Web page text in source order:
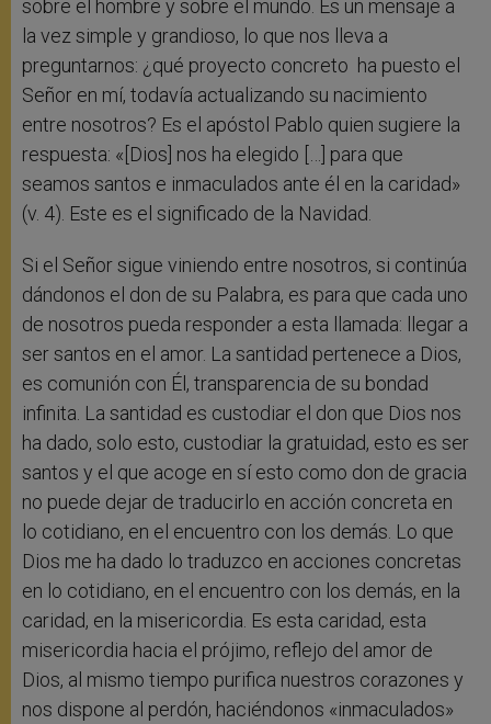
sobre el hombre y sobre el mundo. Es un mensaje a
la vez simple y grandioso, lo que nos lleva a
preguntarnos: ¿qué proyecto concreto ha puesto el
Señor en mí, todavía actualizando su nacimiento
entre nosotros? Es el apóstol Pablo quien sugiere la
respuesta: «[Dios] nos ha elegido […] para que
seamos santos e inmaculados ante él en la caridad»
(v. 4). Este es el significado de la Navidad.
Si el Señor sigue viniendo entre nosotros, si continúa
dándonos el don de su Palabra, es para que cada uno
de nosotros pueda responder a esta llamada: llegar a
ser santos en el amor. La santidad pertenece a Dios,
es comunión con Él, transparencia de su bondad
infinita. La santidad es custodiar el don que Dios nos
ha dado, solo esto, custodiar la gratuidad, esto es ser
santos y el que acoge en sí esto como don de gracia
no puede dejar de traducirlo en acción concreta en
lo cotidiano, en el encuentro con los demás. Lo que
Dios me ha dado lo traduzco en acciones concretas
en lo cotidiano, en el encuentro con los demás, en la
caridad, en la misericordia. Es esta caridad, esta
misericordia hacia el prójimo, reflejo del amor de
Dios, al mismo tiempo purifica nuestros corazones y
nos dispone al perdón, haciéndonos «inmaculados»